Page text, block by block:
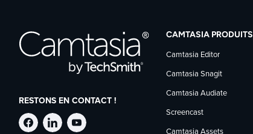
RESTONS EN CONTACT !
CAMTASIA PRODUITS
Camtasia Editor
Camtasia Snagit
Camtasia Audiate
Screencast
Camtasia Assets